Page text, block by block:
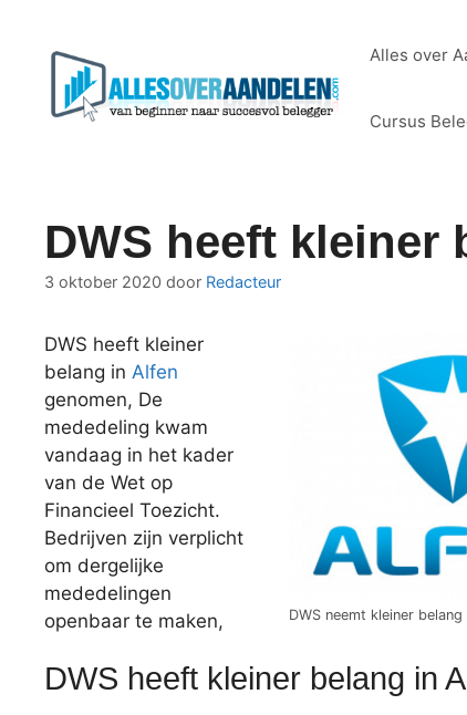
Alles over
Cursus
DWS heeft kleiner
3 oktober 2020 door Redacteur
DWS neemt kleiner
DWS heeft kleiner
belang in Alfen
genomen, De
mededeling kwam
vandaag in het kader
van de Wet op
Financieel Toezicht.
Bedrijven zijn verplicht
om dergelijke
mededelingen
openbaar te maken,
DWS heeft kleiner belang in